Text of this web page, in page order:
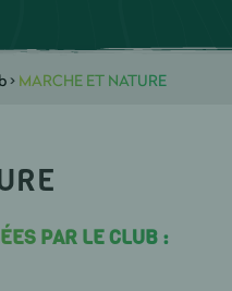
> MARCHE ET NATURE
PAR LE CLUB :